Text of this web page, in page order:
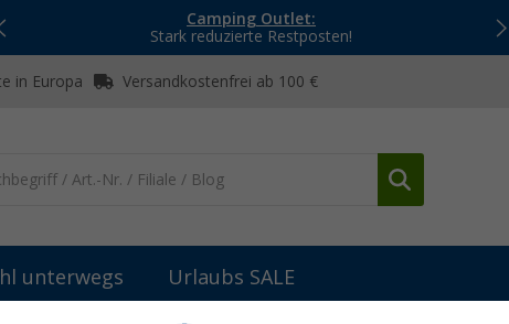
Camping Outlet:
Stark reduzierte Restposten!
in Europa Versandkostenfrei ab 100 €
unterwegs Urlaubs SALE